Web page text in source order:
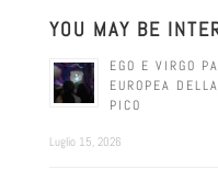
YOU MAY BE
EGO E VIRGO
EUROPEA
PICO
Luglio 15, 2026